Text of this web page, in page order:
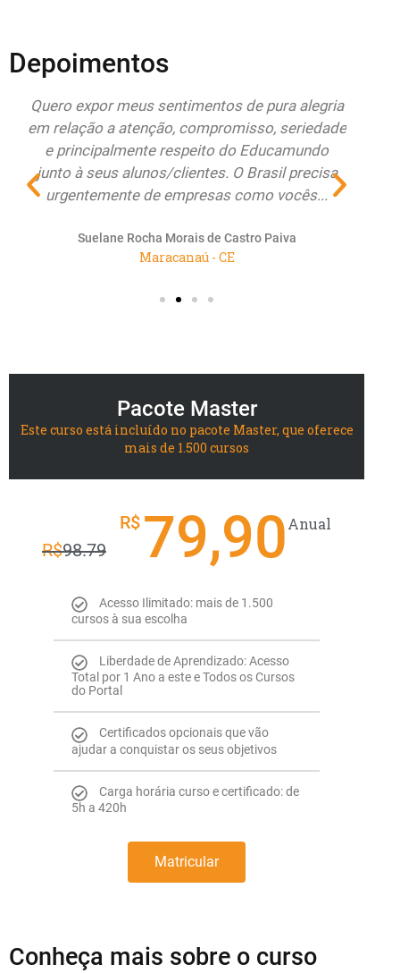
Depoimentos
Quero expor meus sentimentos de pura alegria
em relação a atenção, compromisso, seriedade
e principalmente respeito do Educamundo
junto à seus alunos/clientes. O Brasil precisa
urgentemente de empresas como vocês...
Suelane Rocha Morais de Castro Paiva
Maracanaú - CE
Pacote Master
Este curso está incluído no pacote Master, que oferece
mais de 1.500 cursos
R$98.79
R$ 79,90Anual
Acesso Ilimitado: mais de 1.500
cursos à sua escolha
Liberdade de Aprendizado: Acesso
Total por 1 Ano a este e Todos os Cursos
do Portal
Certificados opcionais que vão
ajudar a conquistar os seus objetivos
Carga horária curso e certificado: de
5h a 420h
Matricular
Conheça mais sobre o curso